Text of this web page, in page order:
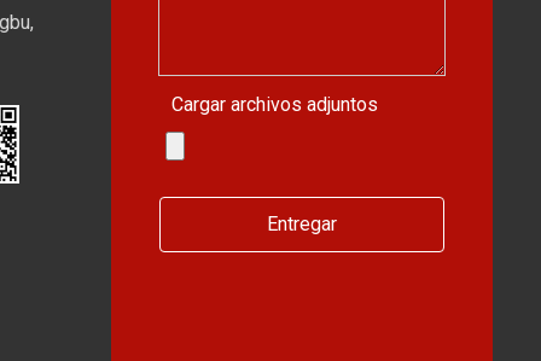
Cargar archivos adjuntos
Entregar